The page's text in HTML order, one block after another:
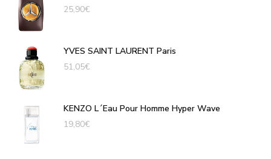
25,90€
YVES SAINT LAURENT Paris
51,05€
KENZO L´Eau Pour Homme Hyper Wave
19,80€